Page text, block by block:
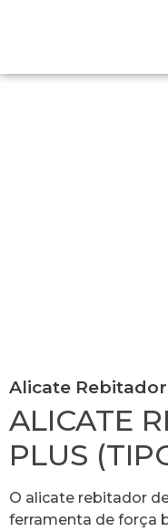
Alicate Rebitador
ALICATE
PLUS
O alicate rebitador
ferramenta de força